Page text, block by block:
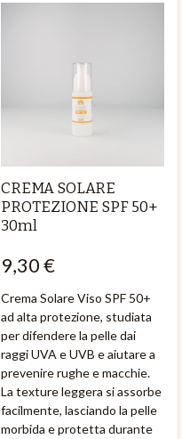
CREMA SOLARE
PROTEZIONE SPF 50+
30ml
9,30 €
Crema Solare Viso SPF 50+
ad alta protezione, studiata
per difendere la pelle dai
raggi UVA e UVB e aiutare a
prevenire rughe e macchie.
La texture leggera si assorbe
facilmente, lasciando la pelle
morbida e protetta durante